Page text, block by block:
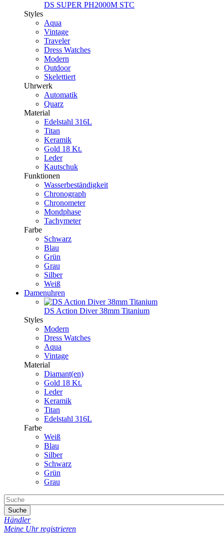
DS SUPER PH2000M STC
Styles
Aqua
Vintage
Traveler
Dress Watches
Modern
Outdoor
Skelettiert
Uhrwerk
Automatik
Quarz
Material
Edelstahl 316L
Titan
Keramik
Gold 18 Kt.
Leder
Kautschuk
Funktionen
Wasserbeständigkeit
Chronograph
Chronometer
Mondphase
Tachymeter
Farbe
Schwarz
Blau
Grün
Grau
Silber
Weiß
Damenuhren
DS Action Diver 38mm Titanium
Styles
Modern
Dress Watches
Aqua
Vintage
Material
Diamant(en)
Gold 18 Kt.
Leder
Keramik
Titan
Edelstahl 316L
Farbe
Weiß
Blau
Silber
Schwarz
Grün
Grau
Suche
Händler
Meine Uhr registrieren